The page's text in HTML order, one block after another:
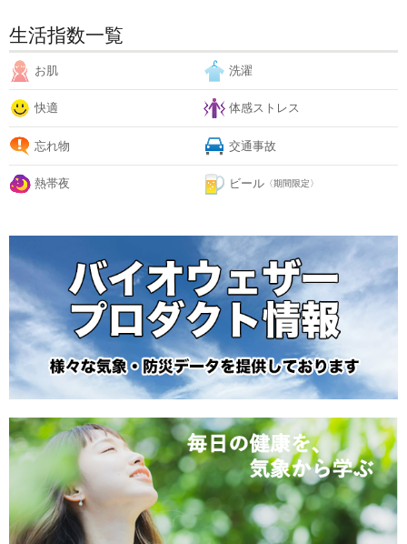
生活指数一覧
お肌 洗濯
快適 体感ストレス
忘れ物 交通事故
熱帯夜 ビール 〈期間限定〉